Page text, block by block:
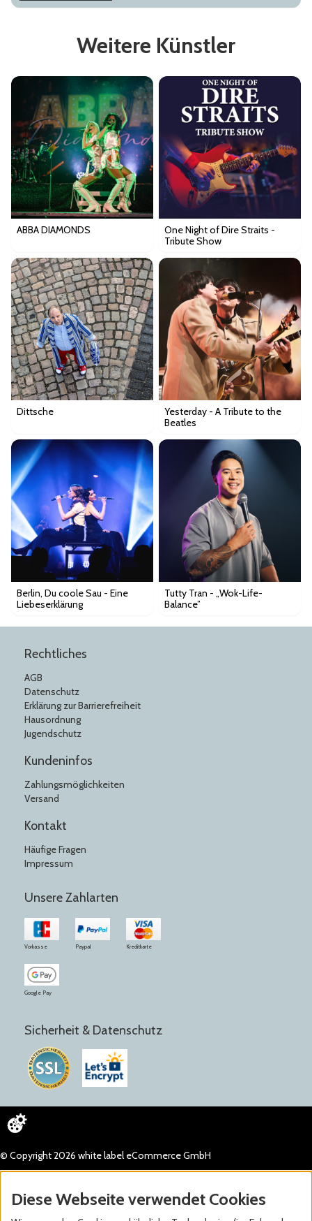
Weitere Künstler
ABBA DIAMONDS
One Night of Dire Straits -
Tribute Show
Dittsche
Yesterday - A Tribute to the
Beatles
Berlin, Du coole Sau - Eine
Liebeserklärung
Tutty Tran - „Wok-Life-
Balance”
Rechtliches
AGB
Datenschutz
Erklärung zur Barrierefreiheit
Hausordnung
Jugendschutz
Kundeninfos
Zahlungsmöglichkeiten
Versand
Kontakt
Häufige Fragen
Impressum
Unsere Zahlarten
Vorkasse Paypal Kreditkarte
Google Pay
Sicherheit & Datenschutz
© Copyright 2026 white label eCommerce GmbH
Diese Webseite verwendet Cookies